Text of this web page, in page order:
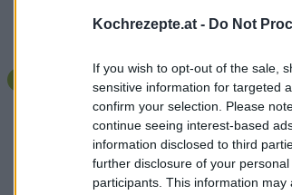
Kochrezepte.at - Do Not
If you wish to opt-out of the sale,
sensitive information for targeted
confirm your selection. Please
continue seeing interest-based
information disclosed to third
further disclosure of your
participants. This information
eine Schüssel geben.
Balsamicoessig, Pfeffer und Salz anrühren. Die
Gemüsespieße mit der Marinade bepinseln,
restliche Marinade unter den Salat mischen. Die
Spieße auf dem vorgeheizten Grill bis zum
gewünschten Bräunungsgrad grillen, dabei
wenden. Spieße auf Tellern anrichten, Salat
dazu servieren.